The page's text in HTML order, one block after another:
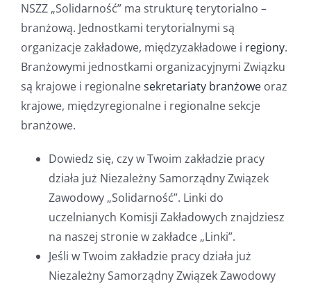
NSZZ „Solidarność” ma strukturę terytorialno –
branżową. Jednostkami terytorialnymi są
organizacje zakładowe, międzyzakładowe i regiony.
Branżowymi jednostkami organizacyjnymi Związku
są krajowe i regionalnesekretariaty branżowe oraz
krajowe, międzyregionalne i regionalne sekcje
branżowe.
Dowiedz się, czy w Twoim zakładzie pracy
działa już Niezależny Samorządny Związek
Zawodowy „Solidarność”. Linki do
uczelnianych Komisji Zakładowych znajdziesz
na naszej stronie w zakładce „Linki”.
Jeśli w Twoim zakładzie pracy działa już
Niezależny Samorządny Związek Zawodowy